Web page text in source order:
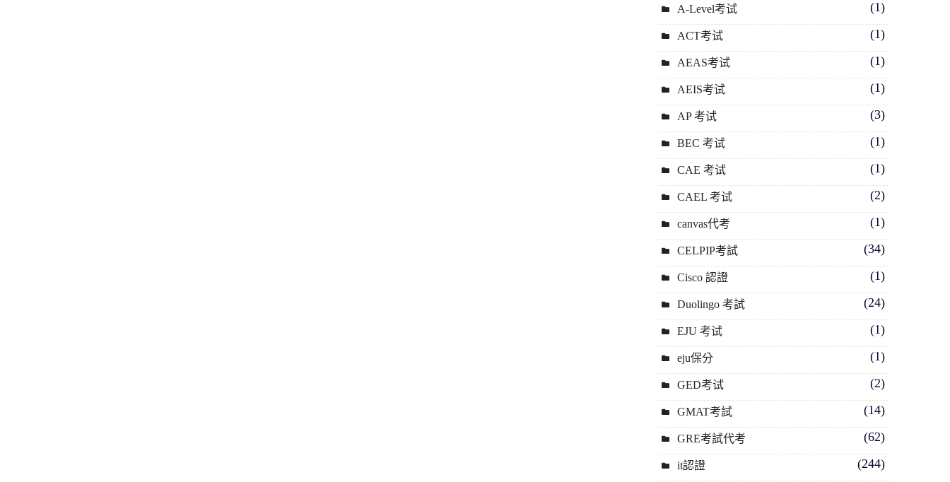
A-Level考试 (1)
ACT考试 (1)
AEAS考试 (1)
AEIS考试 (1)
AP 考试 (3)
BEC 考试 (1)
CAE 考试 (1)
CAEL 考试 (2)
canvas代考 (1)
CELPIP考試 (34)
Cisco 認證 (1)
Duolingo 考試 (24)
EJU 考试 (1)
eju保分 (1)
GED考试 (2)
GMAT考試 (14)
GRE考試代考 (62)
it認證 (244)